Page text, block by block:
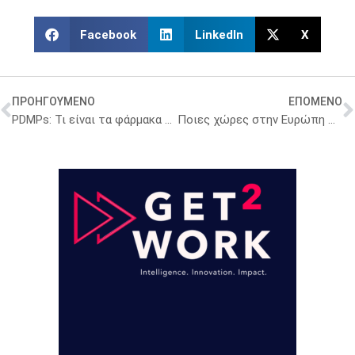
Facebook LinkedIn X
ΠΡΟΗΓΟΥΜΕΝΟ
PDMPs: Τι είναι τα φάρμακα από πλάσμα και τι ξεχωριστό έχουν
ΕΠΟΜΕΝΟ
Ποιες χώρες στην Ευρώπη πληρώνουν τα περισσότερα για φάρμακα